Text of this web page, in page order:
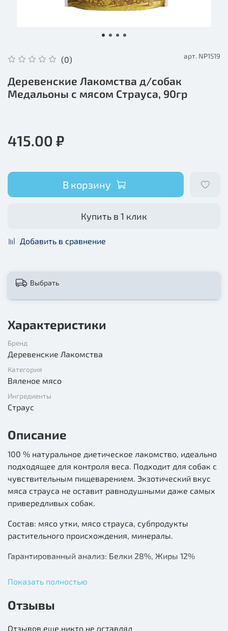
(0) арт. NP1519
Деревенские Лакомства д/собак
Медальоны с мясом Страуса, 90гр
415.00 ₽
В корзину
Купить в 1 клик
Добавить в сравнение
Выбрать
Характеристики
Бренд
Деревенские Лакомства
Категория
Вяленое мясо
Ингредиенты
Страус
Описание
100 % натуральное диетическое лакомство, идеально
подходящее для контроля веса. Подходит для собак с
чувствительным пищеварением. Экзотический вкус
мяса страуса не оставит равнодушными даже самых
привередливых собак.
Состав: мясо утки, мясо страуса, субпродукты
растительного происхождения, минералы.
Гарантированный анализ: Белки 28%, Жиры 12%
Показать полностью
Отзывы
Отзывов еще никто не оставлял